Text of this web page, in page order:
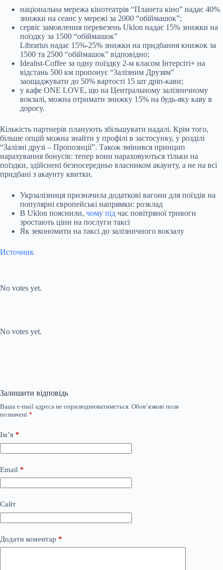
національна мережа кінотеатрів “Планета кіно” надає 40%
знижки на сеанс у мережі за 2000 “обіймашок”;
сервіс замовлення перевезень Uklon надає 15% знижки на
поїздку за 1500 “обіймашок”
Librarius надає 15%-25% знижки на придбання книжок за
1500 та 2500 “обіймашок” відповідно;
Idealist-Coffee за одну поїздку 2-м класом Інтерсіті+ на
відстань 500 км пропонує “Залізним Друзям”
заощаджувати до 50% вартості 15 шт дріп-кави;
у кафе ONE LOVE, що на Центральному залізничному
вокзалі, можна отримати знижку 15% на будь-яку каву в
дорогу.
Кількість партнерів планують збільшувати надалі. Крім того,
більше опцій можна знайти у профілі в застосунку, у розділі
“Залізні друзі – Пропозиції”. Також змінився принцип
нарахування бонусів: тепер вони нараховуються тільки на
поїздки, здійснені безпосередньо власником акаунту, а не на всі
придбані з акаунту квитки.
Укрзалізниця призначила додаткові вагони для поїздів на
популярні європейські напрямки: розклад
В Uklon пояснили, чому під час повітряної тривоги
зростають ціни на послуги таксі
Як зекономити на таксі до залізничного вокзалу
Источник
No votes yet.
No votes yet.
Залишити відповідь
Ваша e-mail адреса не оприлюднюватиметься. Обов’язкові поля
позначені *
Ім’я *
Email *
Сайт
Додати коментар *